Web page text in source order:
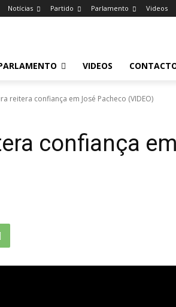
Notícias Partido Parlamento Videos
VIDEOS
reitera confiança em José Pacheco (VIDEO)
confiança